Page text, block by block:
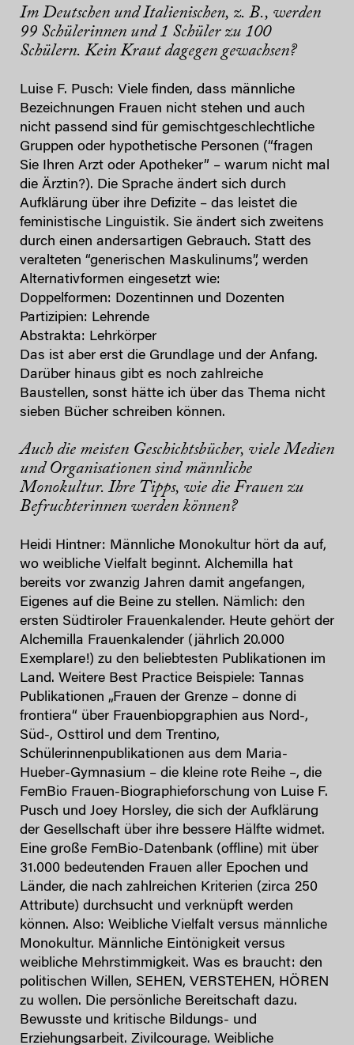
Im Deutschen und Italienischen, z. B., werden
99 Schülerinnen und 1 Schüler zu 100
Schülern. Kein Kraut dagegen gewachsen?
Luise F. Pusch: Viele finden, dass männliche
Bezeichnungen Frauen nicht stehen und auch
nicht passend sind für gemischtgeschlechtliche
Gruppen oder hypothetische Personen (“fragen
Sie Ihren Arzt oder Apotheker” – warum nicht mal
die Ärztin?). Die Sprache ändert sich durch
Aufklärung über ihre Defizite – das leistet die
feministische Linguistik. Sie ändert sich zweitens
durch einen andersartigen Gebrauch. Statt des
veralteten “generischen Maskulinums”, werden
Alternativformen eingesetzt wie:
Doppelformen: Dozentinnen und Dozenten
Partizipien: Lehrende
Abstrakta: Lehrkörper
Das ist aber erst die Grundlage und der Anfang.
Darüber hinaus gibt es noch zahlreiche
Baustellen, sonst hätte ich über das Thema nicht
sieben Bücher schreiben können.
Auch die meisten Geschichtsbücher, viele Medien
und Organisationen sind männliche
Monokultur. Ihre Tipps, wie die Frauen zu
Befruchterinnen werden können?
Heidi Hintner: Männliche Monokultur hört da auf,
wo weibliche Vielfalt beginnt. Alchemilla hat
bereits vor zwanzig Jahren damit angefangen,
Eigenes auf die Beine zu stellen. Nämlich: den
ersten Südtiroler Frauenkalender. Heute gehört der
Alchemilla Frauenkalender (jährlich 20.000
Exemplare!) zu den beliebtesten Publikationen im
Land. Weitere Best Practice Beispiele: Tannas
Publikationen „Frauen der Grenze – donne di
frontiera“ über Frauenbiopgraphien aus Nord-,
Süd-, Osttirol und dem Trentino,
Schülerinnenpublikationen aus dem Maria-
Hueber-Gymnasium – die kleine rote Reihe –, die
FemBio Frauen-Biographieforschung von Luise F.
Pusch und Joey Horsley, die sich der Aufklärung
der Gesellschaft über ihre bessere Hälfte widmet.
Eine große FemBio-Datenbank (offline) mit über
31.000 bedeutenden Frauen aller Epochen und
Länder, die nach zahlreichen Kriterien (zirca 250
Attribute) durchsucht und verknüpft werden
können. Also: Weibliche Vielfalt versus männliche
Monokultur. Männliche Eintönigkeit versus
weibliche Mehrstimmigkeit. Was es braucht: den
politischen Willen, SEHEN, VERSTEHEN, HÖREN
zu wollen. Die persönliche Bereitschaft dazu.
Bewusste und kritische Bildungs- und
Erziehungsarbeit. Zivilcourage. Weibliche